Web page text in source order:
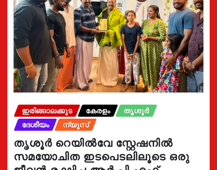
ഇരിങ്ങാലക്കുട കേരളം
തൃശൂർ
ദേശീയം
ന്യൂസ്
തൃശൂർ റെയിൽവേ സ്റ്റേഷനിൽ
സമയോചിത ഇടപെടലിലൂടെ ഒരു